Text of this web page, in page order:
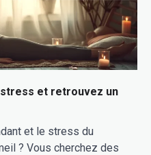
stress et retrouvez un
et le stress du
? Vous cherchez des